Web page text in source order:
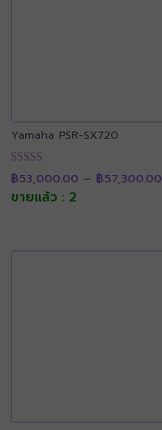
Yamaha PSR-SX720
ให้คะแนน
4.90
ตั้งแต่ 1-5
฿53,000.00 – ฿57,300.00
ขายแล้ว : 2